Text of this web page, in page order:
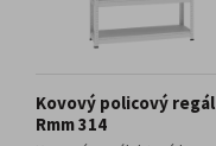
Kovový policový regál
Rmm 314